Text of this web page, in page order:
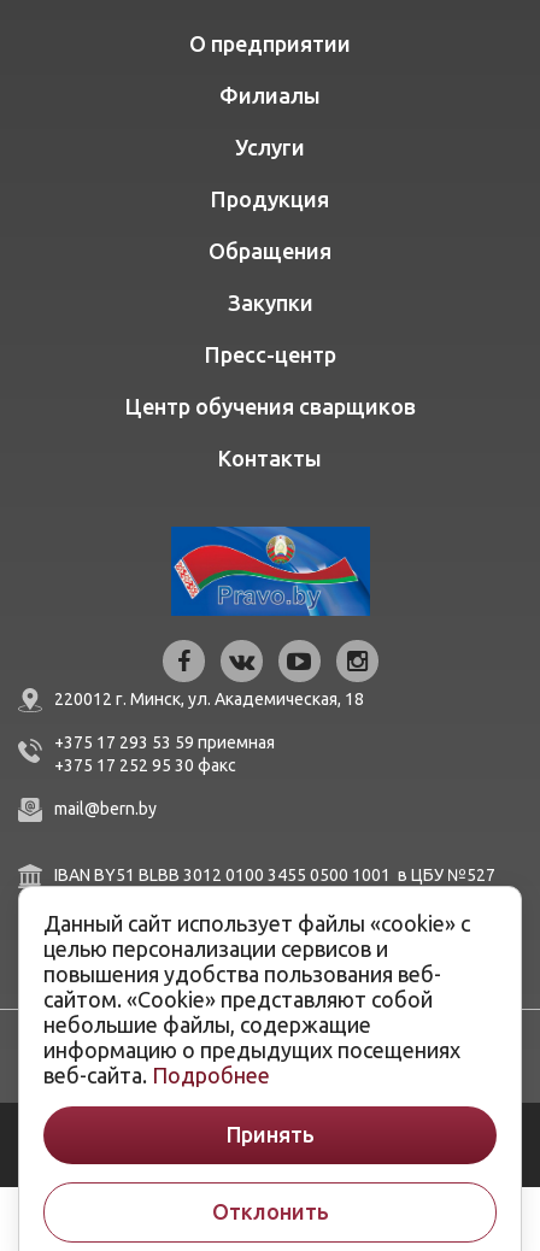
О предприятии
Филиалы
Услуги
Продукция
Обращения
Закупки
Пресс-центр
Центр обучения сварщиков
Контакты
220012 г. Минск, ул. Академическая, 18
+375 17 293 53 59 приемная
+375 17 252 95 30 факc
mail@bern.by
IBAN BY51 BLBB 3012 0100 3455 0500 1001 в ЦБУ №527
8Н,
BIC BLBBBY2X
© ОАО «Белэнергоремналадка», 2026
Данный сайт использует файлы «cookie» с
целью персонализации сервисов и
повышения удобства пользования веб-
сайтом. «Cookie» представляют собой
небольшие файлы, содержащие
информацию о предыдущих посещениях
веб-сайта. Подробнее
Принять
Отклонить